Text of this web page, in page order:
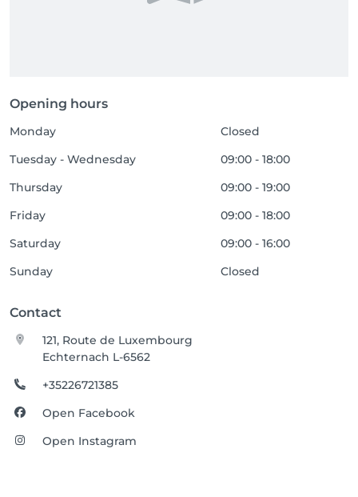
Opening hours
Monday
Closed
Tuesday - Wednesday
09:00 - 18:00
Thursday
09:00 - 19:00
Friday
09:00 - 18:00
Saturday
09:00 - 16:00
Sunday
Closed
Contact
121, Route de Luxembourg
Echternach L-6562
+35226721385
Open Facebook
Open Instagram